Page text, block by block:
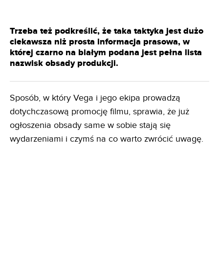
Trzeba też podkreślić, że taka taktyka jest dużo
ciekawsza niż prosta informacja prasowa, w
której czarno na białym podana jest pełna lista
nazwisk obsady produkcji.
Sposób, w który Vega i jego ekipa prowadzą
dotychczasową promocję filmu, sprawia, że już
ogłoszenia obsady same w sobie stają się
wydarzeniami i czymś na co warto zwrócić uwagę.